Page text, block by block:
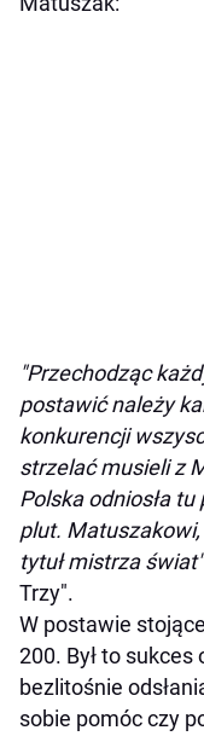
"Przechodząc
postawić należy
konkurencji
strzelać musieli z
Polska odniosła
plut.
tytuł mistrza świat"
Trzy".
W postawie
200. Był to
bezlitośnie
sobie pomóc czy